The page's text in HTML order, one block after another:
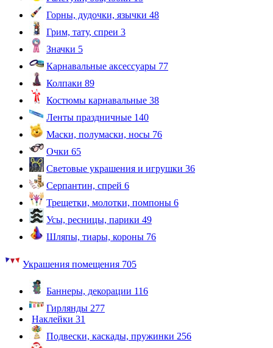
Горны, дудочки, язычки 48
Грим, тату, спреи 3
Значки 5
Карнавальные аксессуары 77
Колпаки 89
Костюмы карнавальные 38
Ленты праздничные 140
Маски, полумаски, носы 76
Очки 65
Световые украшения и игрушки 36
Серпантин, спрей 6
Трещетки, молотки, помпоны 6
Усы, ресницы, парики 49
Шляпы, тиары, короны 76
Украшения помещения 705
Баннеры, декорации 116
Гирлянды 277
Наклейки 31
Подвески, каскады, пружинки 256